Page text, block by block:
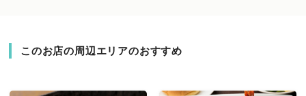
このお店の周辺エリアのおすすめ